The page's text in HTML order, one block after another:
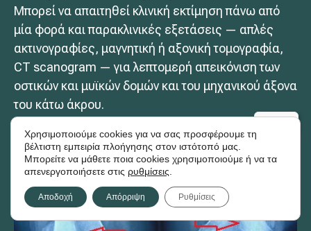
Μπορεί να απαιτηθεί κλινική εκτίμηση πάνω από
μία φορά και παρακλινικές εξετάσεις — απλές
ακτινογραφίες, μαγνητική ή αξονική τομογραφία,
CT scanogram — για λεπτομερή απεικόνιση των
οστικών και μυϊκών δομών και του μηχανικού άξονα
του κάτω άκρου.
Χρησιμοποιούμε cookies για να σας προσφέρουμε τη
βέλτιστη εμπειρία πλοήγησης στον ιστότοπό μας.
Μπορείτε να μάθετε ποια cookies χρησιμοποιούμε ή να τα
απενεργοποιήσετε στις ρυθμίσεις
Αποδοχή Απόρριψη Ρυθμίσεις